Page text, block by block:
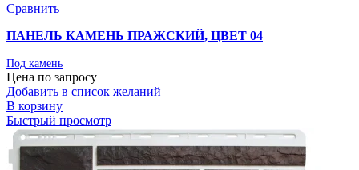
Сравнить
ПАНЕЛЬ КАМЕНЬ ПРАЖСКИЙ, ЦВЕТ 04
Под камень
Цена по запросу
Добавить в список желаний
В корзину
Быстрый просмотр